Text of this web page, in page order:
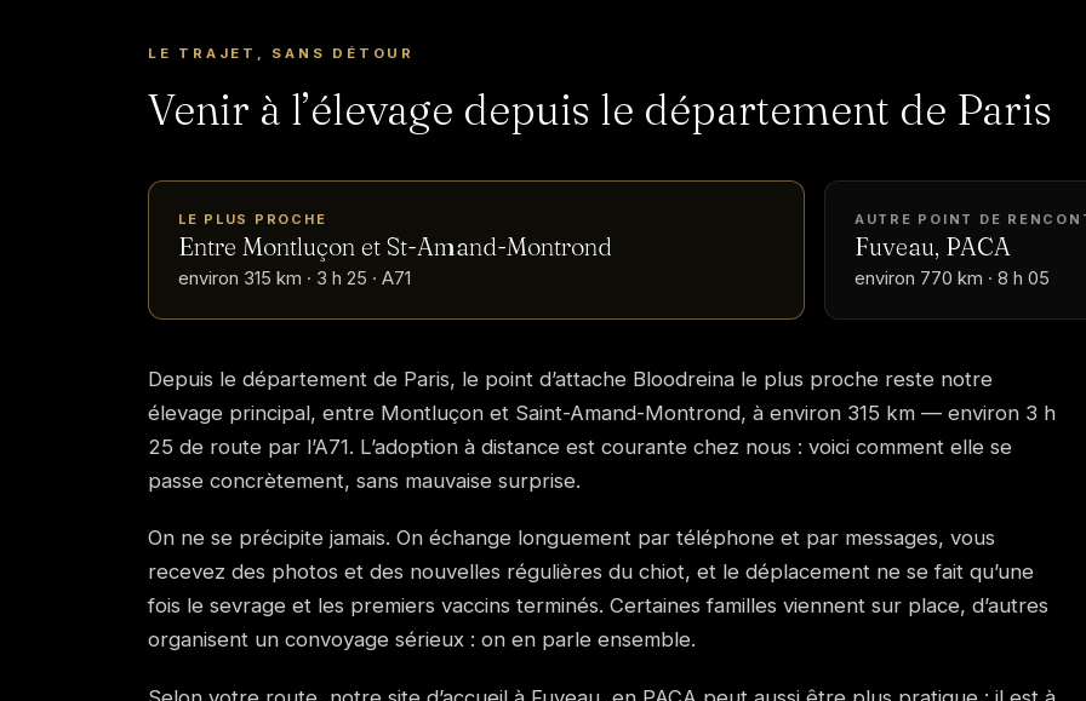
LE TRAJET, SANS DÉTOUR
Venir à l’élevage depuis le département de Paris
LE PLUS PROCHE
Entre Montluçon et St-Amand-Montrond
environ 315 km · 3 h 25 · A71
AUTRE POINT DE
Fuveau, PACA
environ 770 km · 8 h 05
Depuis le département de Paris, le point d’attache Bloodreina le plus proche reste notre
élevage principal, entre Montluçon et Saint-Amand-Montrond, à environ 315 km — environ 3 h
25 de route par l’A71. L’adoption à distance est courante chez nous : voici comment elle se
passe concrètement, sans mauvaise surprise.
On ne se précipite jamais. On échange longuement par téléphone et par messages, vous
recevez des photos et des nouvelles régulières du chiot, et le déplacement ne se fait qu’une
fois le sevrage et les premiers vaccins terminés. Certaines familles viennent sur place, d’autres
organisent un convoyage sérieux : on en parle ensemble.